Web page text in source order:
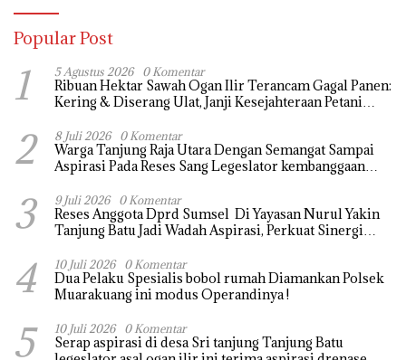
Popular Post
1 5 Agustus 2026 0 Komentar
Ribuan Hektar Sawah Ogan Ilir Terancam Gagal Panen:
Kering & Diserang Ulat, Janji Kesejahteraan Petani
2 8 Juli 2026 0 Komentar
Warga Tanjung Raja Utara Dengan Semangat Sampai
Aspirasi Pada Reses Sang Legeslator kembanggaan
Segera di realisaikan
3 9 Juli 2026 0 Komentar
Reses Anggota Dprd Sumsel Di Yayasan Nurul Yakin
Tanjung Batu Jadi Wadah Aspirasi, Perkuat Sinergi
4 10 Juli 2026 0 Komentar
Dua Pelaku Spesialis bobol rumah Diamankan Polsek
Muarakuang ini modus Operandinya !
5 10 Juli 2026 0 Komentar
Serap aspirasi di desa Sri tanjung Tanjung Batu